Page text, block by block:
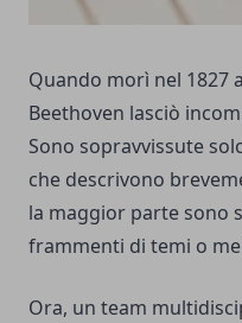
Quando morì nel 1827
Beethoven lasciò
Sono sopravvissute
che descrivono
la maggior parte sono
frammenti di temi o
Ora, un team